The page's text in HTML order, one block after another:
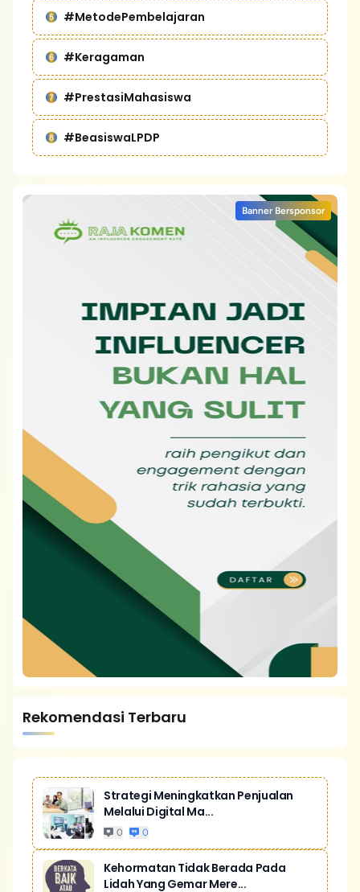
#MetodePembelajaran
#Keragaman
#PrestasiMahasiswa
#BeasiswaLPDP
Banner Bersponsor
Rekomendasi Terbaru
Strategi Meningkatkan Penjualan
Melalui Digital Ma...
0 0
Kehormatan Tidak Berada Pada
Lidah Yang Gemar Mere...